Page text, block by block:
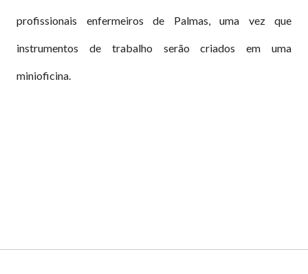
profissionais enfermeiros de Palmas, uma vez que
instrumentos de trabalho serão criados em uma
minioficina.